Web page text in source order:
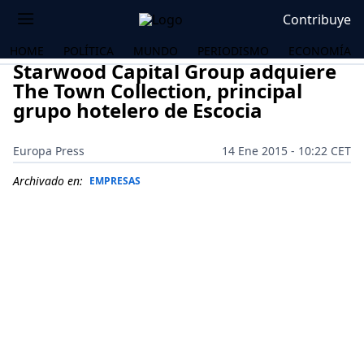
Contribuye
HOME POLÍTICA MUNDO PERIODISMO ECONOMÍA
Starwood Capital Group adquiere
The Town Collection, principal
grupo hotelero de Escocia
Europa Press
14 Ene 2015 - 10:22 CET
Archivado en: EMPRESAS